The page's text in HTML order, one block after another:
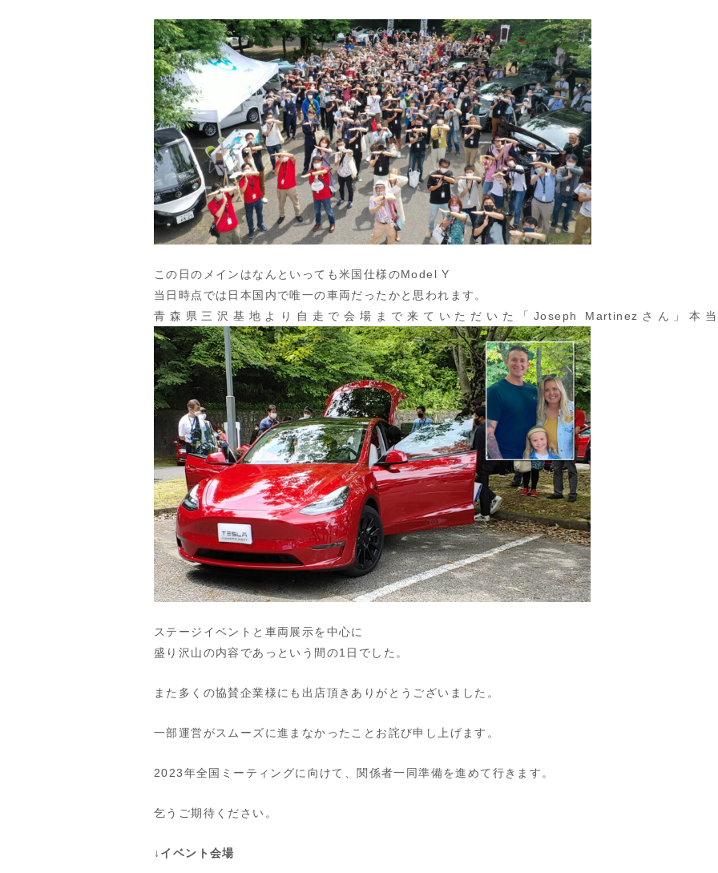
この日のメインはなんといっても米国仕様のModel Y
当日時点では日本国内で唯一の車両だったかと思われます。
青森県三沢基地より自走で会場まで来ていただいた「Joseph Martinezさん」本
ステージイベントと車両展示を中心に
盛り沢山の内容であっという間の1日でした。
また多くの協賛企業様にも出店頂きありがとうございました。
一部運営がスムーズに進まなかったことお詫び申し上げます。
2023年全国ミーティングに向けて、関係者一同準備を進めて行きます。
乞うご期待ください。
↓イベント会場